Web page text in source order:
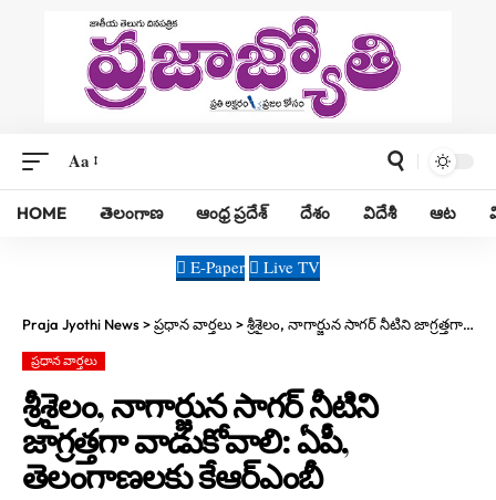
Aa
HOME తెలంగాణ ఆంధ్ర ప్రదేశ్ దేశం విదేశీ ఆట
E-Paper Live TV
Praja Jyothi News>ప్రధాన వార్తలు >శ్రీశైలం, నాగార్జున సాగర్ నీటిని జాగ్రత్తగా వాడుకోవాలి: ఏపీ, తెలంగాణలకు కేఆర్ఎంబీ
ప్రధాన వార్తలు
శ్రీశైలం, నాగార్జున సాగర్ నీటిని
జాగ్రత్తగా వాడుకోవాలి: ఏపీ,
తెలంగాణలకు కేఆర్ఎంబీ